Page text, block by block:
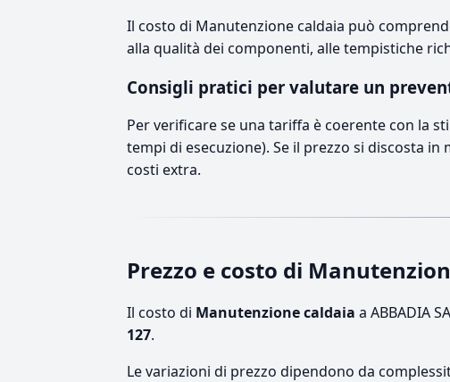
Il costo di Manutenzione caldaia può
alla qualità dei componenti, alle tempistiche
Consigli pratici per valutare un
Per verificare se una tariffa è coerente con la
tempi di esecuzione). Se il prezzo si discosta
costi extra.
Prezzo e costo di
Il costo di Manutenzione caldaia a ABBADIA
127.
Le variazioni di prezzo dipendono da